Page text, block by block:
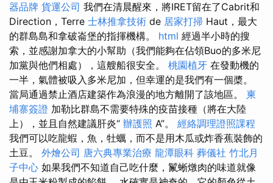
器品牌 貨運公司 我們在清晨醒來，將IRET留在了Cabrit和
Direction，Terre 士林推拿技術 de 居家打掃 Haut，最大
的群島島和拿破崙堡的指揮機構。 html 經過半小時的搜
索，並感謝加拿大的小幫助（我們能夠在佔領Buo的多米尼
加黨與他們相處），這艘船很安全。 桃園植牙 在發動機的
一半，氣體被吸入多米尼加，但幸運的是我們有一個槳。
當局通過禁止酒店建築作為浪漫的地方離開了該地區。 柬
埔寨簽證 加勒比群島不需要特殊的疫苗接種（將在大陸
上），並且自然建議肝炎“ 辦護照 A”。 經絡調理證照課程
我們可以吃龍蝦，魚，牡蠣，而不是用木瓜或炸香蕉裝飾的
土豆。 外燴公司 唐六典專業治療 龍潭眼科 葬儀社 竹北月
子中心 如果我們不知道自己吃什麼，鬣蜥燉肉的味道就像